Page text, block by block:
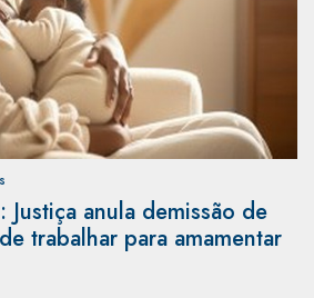
anula demissão de
trabalhar para amamentar